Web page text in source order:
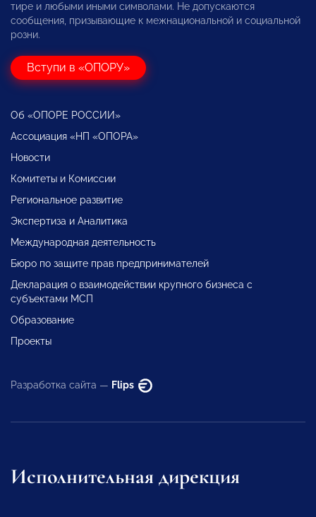
тире и любыми иными символами. Не допускаются
сообщения, призывающие к межнациональной и социальной
розни.
Вступи в «ОПОРУ»
Об «ОПОРЕ РОССИИ»
Ассоциация «НП «ОПОРА»
Новости
Комитеты и Комиссии
Региональное развитие
Экспертиза и Аналитика
Международная деятельность
Бюро по защите прав предпринимателей
Декларация о взаимодействии крупного бизнеса с
субъектами МСП
Образование
Проекты
Разработка сайта — Flips
Исполнительная дирекция